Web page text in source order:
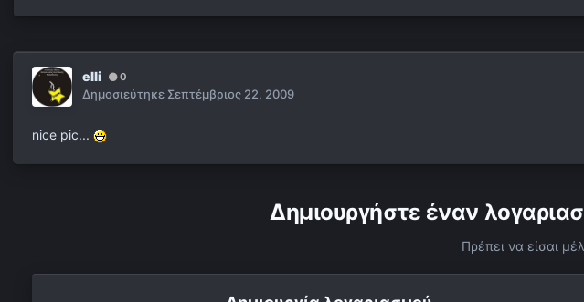
elli 0
Δημοσιεύτηκε Σεπτέμβριος 22, 2009
nice pic...
Δημιουργήστε έναν
Πρέπει να είσαι